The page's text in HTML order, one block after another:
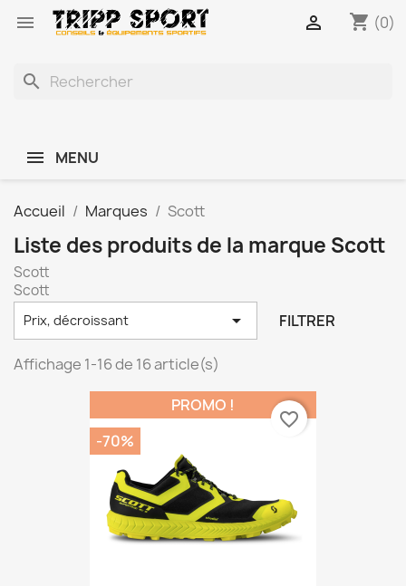
 shopping_cart (0)

search
MENU
Accueil Marques Scott
Liste des produits de la marque Scott
Scott
Scott
Prix, décroissant  FILTRER
Affichage 1-16 de 16 article(s)
PROMO !
-70%
favorite_border